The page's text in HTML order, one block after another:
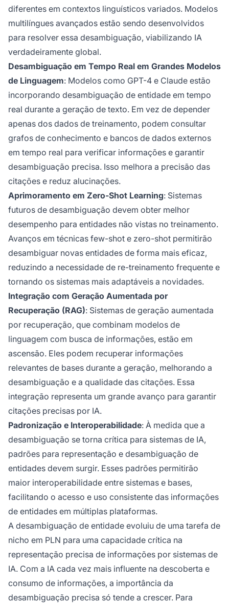
diferentes em contextos linguísticos variados. Modelos
multilíngues avançados estão sendo desenvolvidos
para resolver essa desambiguação, viabilizando IA
verdadeiramente global.
Desambiguação em Tempo Real em Grandes Modelos
de Linguagem: Modelos como GPT-4 e Claude estão
incorporando desambiguação de entidade em tempo
real durante a geração de texto. Em vez de depender
apenas dos dados de treinamento, podem consultar
grafos de conhecimento e bancos de dados externos
em tempo real para verificar informações e garantir
desambiguação precisa. Isso melhora a precisão das
citações e reduz alucinações.
Aprimoramento em Zero-Shot Learning: Sistemas
futuros de desambiguação devem obter melhor
desempenho para entidades não vistas no treinamento.
Avanços em técnicas few-shot e zero-shot permitirão
desambiguar novas entidades de forma mais eficaz,
reduzindo a necessidade de re-treinamento frequente e
tornando os sistemas mais adaptáveis a novidades.
Integração com Geração Aumentada por
Recuperação (RAG): Sistemas de geração aumentada
por recuperação, que combinam modelos de
linguagem com busca de informações, estão em
ascensão. Eles podem recuperar informações
relevantes de bases durante a geração, melhorando a
desambiguação e a qualidade das citações. Essa
integração representa um grande avanço para garantir
citações precisas por IA.
Padronização e Interoperabilidade: À medida que a
desambiguação se torna crítica para sistemas de IA,
padrões para representação e desambiguação de
entidades devem surgir. Esses padrões permitirão
maior interoperabilidade entre sistemas e bases,
facilitando o acesso e uso consistente das informações
de entidades em múltiplas plataformas.
A desambiguação de entidade evoluiu de uma tarefa de
nicho em PLN para uma capacidade crítica na
representação precisa de informações por sistemas de
IA. Com a IA cada vez mais influente na descoberta e
consumo de informações, a importância da
desambiguação precisa só tende a crescer. Para